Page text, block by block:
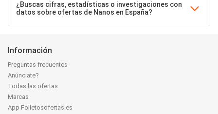
¿Buscas cifras, estadísticas o investigaciones con
datos sobre ofertas de Nanos en España?
Información
Preguntas frecuentes
Anúnciate?
Todas las ofertas
Marcas
App Folletosofertas.es